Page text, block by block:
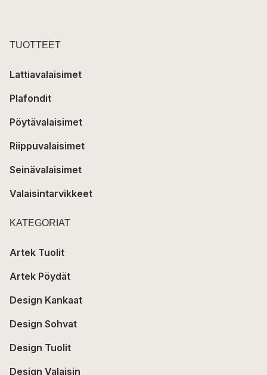
TUOTTEET
Lattiavalaisimet
Plafondit
Pöytävalaisimet
Riippuvalaisimet
Seinävalaisimet
Valaisintarvikkeet
KATEGORIAT
Artek Tuolit
Artek Pöydät
Design Kankaat
Design Sohvat
Design Tuolit
Design Valaisin